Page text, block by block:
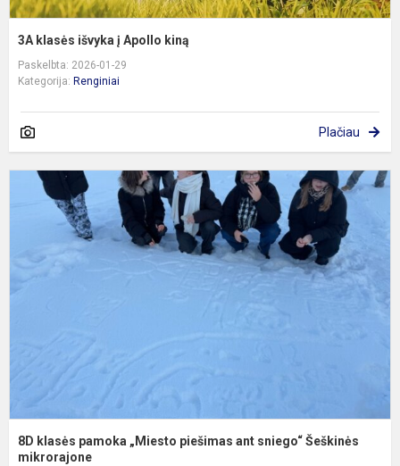
3A klasės išvyka į Apollo kiną
Paskelbta: 2026-01-29
Kategorija: Renginiai
Plačiau
8D klasės pamoka „Miesto piešimas ant sniego“ Šeškinės
mikrorajone